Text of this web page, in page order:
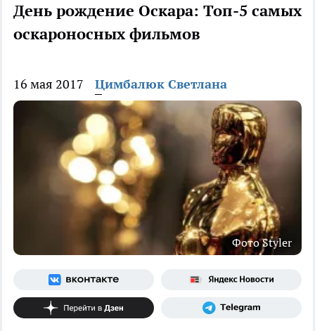
День рождение Оскара: Топ-5 самых
оскароносных фильмов
16 мая 2017 Цимбалюк Светлана
Фото Styler